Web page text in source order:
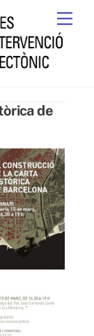
de